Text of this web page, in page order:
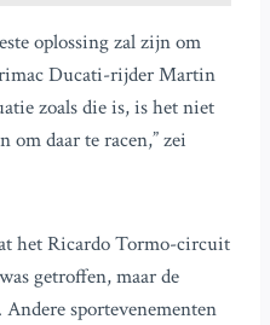
oplossing zal zijn om
Ducati-rijder Martin
zoals die is, is het niet
daar te racen,” zei
het Ricardo Tormo-circuit
getroffen, maar de
sportevenementen